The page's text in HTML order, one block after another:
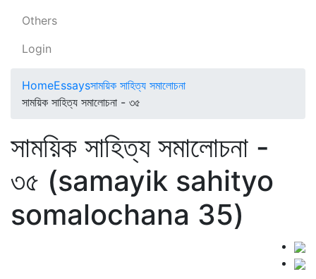
Others
Login
HomeEssaysসাময়িক সাহিত্য সমালোচনা
সাময়িক সাহিত্য সমালোচনা - ৩৫
সাময়িক সাহিত্য সমালোচনা -
৩৫ (samayik sahityo
somalochana 35)